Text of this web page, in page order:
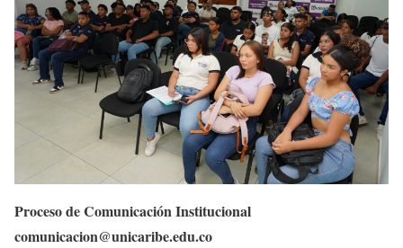
Proceso de Comunicación Institucional
comunicacion@unicaribe.edu.co